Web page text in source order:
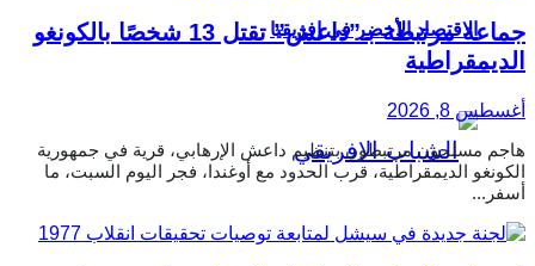
الاقتصاد الأخضر في إفريقيا
جماعة مرتبطة بـ”داعش” تقتل 13 شخصًا بالكونغو
الديمقراطية
أغسطس 8, 2026
هاجم مسلحون مرتبطون بتنظيم داعش الإرهابي، قرية في جمهورية
الكونغو الديمقراطية، قرب الحدود مع أوغندا، فجر اليوم السبت، ما
أسفر...